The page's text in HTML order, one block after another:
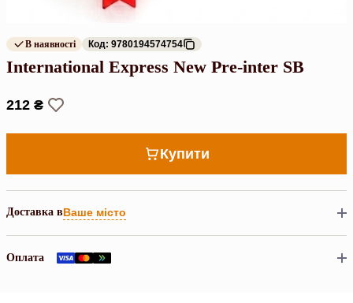
В наявності Код: 9780194574754
International Express New Pre-inter SB
212 ₴
Купити
Доставка вВаше місто
Оплата